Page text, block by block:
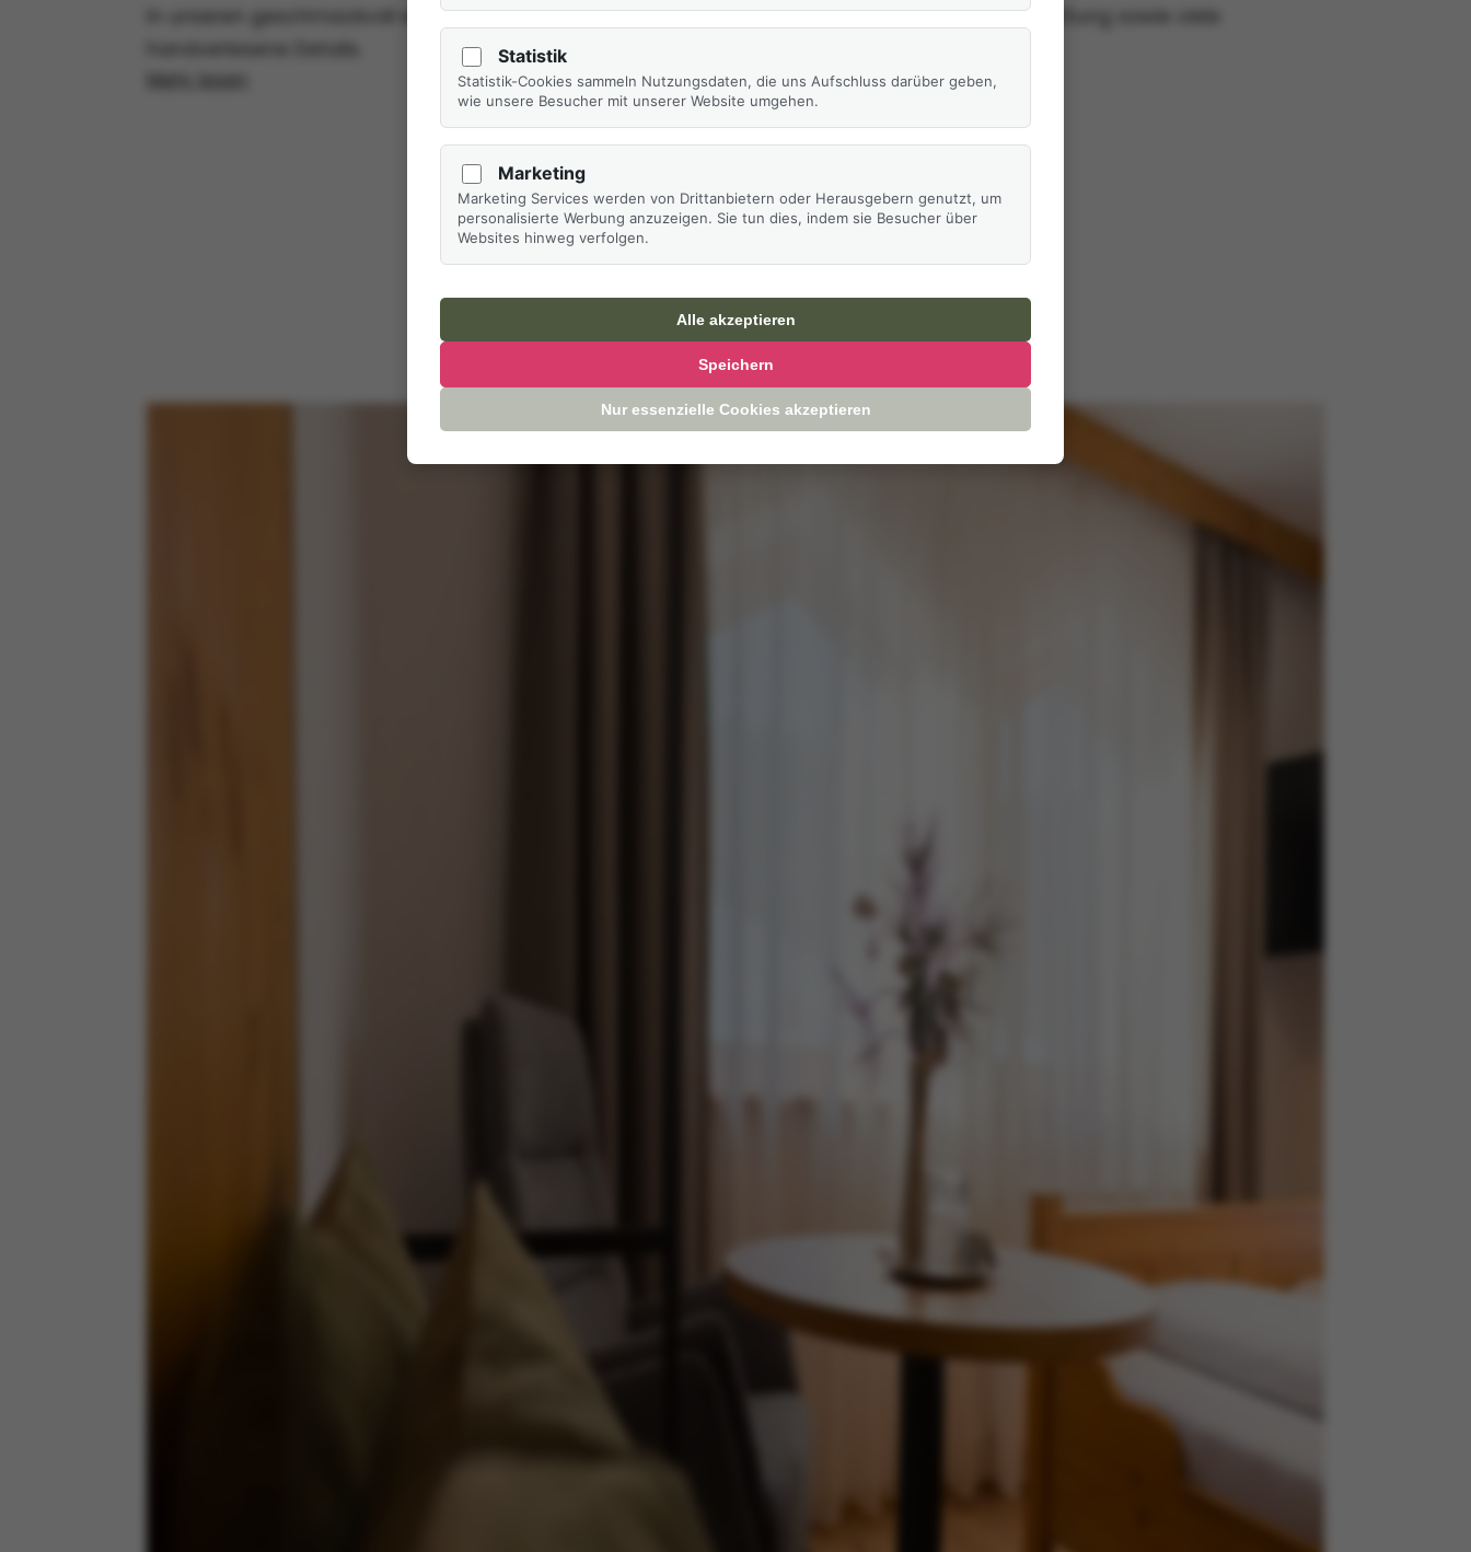
In unseren geschmackvoll eingerichteten Doppelzimmern erwarten Sie eine hochwertige Ausstattung sowie viele
Statistik
Statistik-Cookies sammeln Nutzungsdaten, die uns Aufschluss darüber geben,
wie unsere Besucher mit unserer Website umgehen.
Marketing
Marketing Services werden von Drittanbietern oder Herausgebern genutzt, um
personalisierte Werbung anzuzeigen. Sie tun dies, indem sie Besucher über
Websites hinweg verfolgen.
Nur essenzielle Cookies akzeptieren
Speichern
Alle akzeptieren